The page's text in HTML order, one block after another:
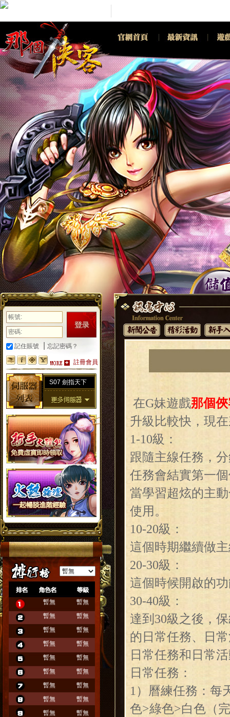
註冊會員
記住賬號 忘記密碼？
S07 劍指天下
暫無
暫無
暫無
暫無
暫無
暫無
暫無
暫無
暫無
暫無
暫無
暫無
暫無
暫無
暫無
暫無
暫無
暫無
在G妹遊戲那個
升級比較快，現
1-10級：
跟隨主線任務，
任務會結實第一
當學習超炫的主
使用。
10-20級：
這個時期繼續做
20-30級：
這個時候開啟的
30-40級：
達到30級之後，
的日常任務、日
日常任務和日常
日常任務：
1）曆練任務：每
色>綠色>白色（